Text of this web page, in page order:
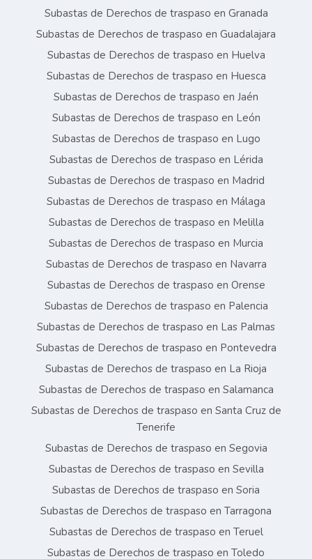
Subastas de Derechos de traspaso en Granada
Subastas de Derechos de traspaso en Guadalajara
Subastas de Derechos de traspaso en Huelva
Subastas de Derechos de traspaso en Huesca
Subastas de Derechos de traspaso en Jaén
Subastas de Derechos de traspaso en León
Subastas de Derechos de traspaso en Lugo
Subastas de Derechos de traspaso en Lérida
Subastas de Derechos de traspaso en Madrid
Subastas de Derechos de traspaso en Málaga
Subastas de Derechos de traspaso en Melilla
Subastas de Derechos de traspaso en Murcia
Subastas de Derechos de traspaso en Navarra
Subastas de Derechos de traspaso en Orense
Subastas de Derechos de traspaso en Palencia
Subastas de Derechos de traspaso en Las Palmas
Subastas de Derechos de traspaso en Pontevedra
Subastas de Derechos de traspaso en La Rioja
Subastas de Derechos de traspaso en Salamanca
Subastas de Derechos de traspaso en Santa Cruz de
Tenerife
Subastas de Derechos de traspaso en Segovia
Subastas de Derechos de traspaso en Sevilla
Subastas de Derechos de traspaso en Soria
Subastas de Derechos de traspaso en Tarragona
Subastas de Derechos de traspaso en Teruel
Subastas de Derechos de traspaso en Toledo